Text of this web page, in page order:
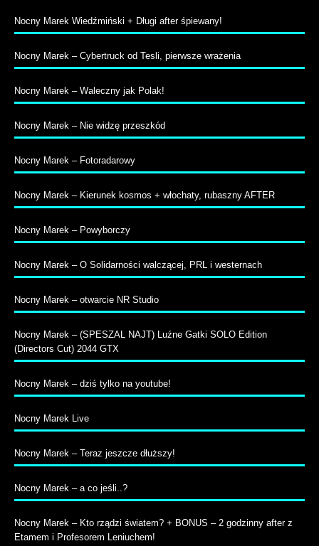
Nocny Marek Wiedźmiński + Długi after śpiewany!
Nocny Marek – Cybertruck od Tesli, pierwsze wrażenia
Nocny Marek – Waleczny jak Polak!
Nocny Marek – Nie widzę przeszkód
Nocny Marek – Fotoradarowy
Nocny Marek – Kierunek kosmos + włochaty, rubaszny AFTER
Nocny Marek – Powyborczy
Nocny Marek – O Solidarności walczącej, PRL i westernach
Nocny Marek – otwarcie NR Studio
Nocny Marek – (SPESZAL NAJT) Luźne Gatki SOLO Edition
(Directors Cut) 2044 GTX
Nocny Marek – dziś tylko na youtube!
Nocny Marek Live
Nocny Marek – Teraz jeszcze dłuższy!
Nocny Marek – a co jeśli..?
Nocny Marek – Kto rządzi światem? + BONUS – 2 godzinny after z
Etamem i Profesorem Leniuchem!